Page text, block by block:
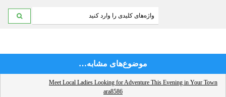
موضوع‌های مشابه…
Meet Local Ladies Looking for Adventure This Evening in Your Town
ara8586